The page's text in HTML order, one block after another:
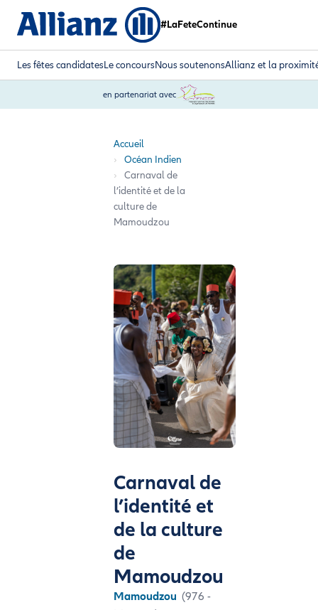
#LaFeteContinue
Les fêtes candidatesLe concoursNous soutenonsAllianz et la
en partenariat avec
Accueil
Océan Indien
Carnaval de
l’identité et de la
culture de
Mamoudzou
Carnaval de
l’identité et
de la culture
de
Mamoudzou
Mamoudzou (976 -